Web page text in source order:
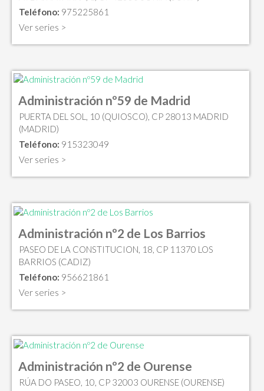
Teléfono: 975225861
Ver series >
Administración nº59 de Madrid
PUERTA DEL SOL, 10 (QUIOSCO), CP 28013 MADRID
(MADRID)
Teléfono: 915323049
Ver series >
Administración nº2 de Los Barrios
PASEO DE LA CONSTITUCION, 18, CP 11370 LOS
BARRIOS (CADIZ)
Teléfono: 956621861
Ver series >
Administración nº2 de Ourense
RÚA DO PASEO, 10, CP 32003 OURENSE (OURENSE)